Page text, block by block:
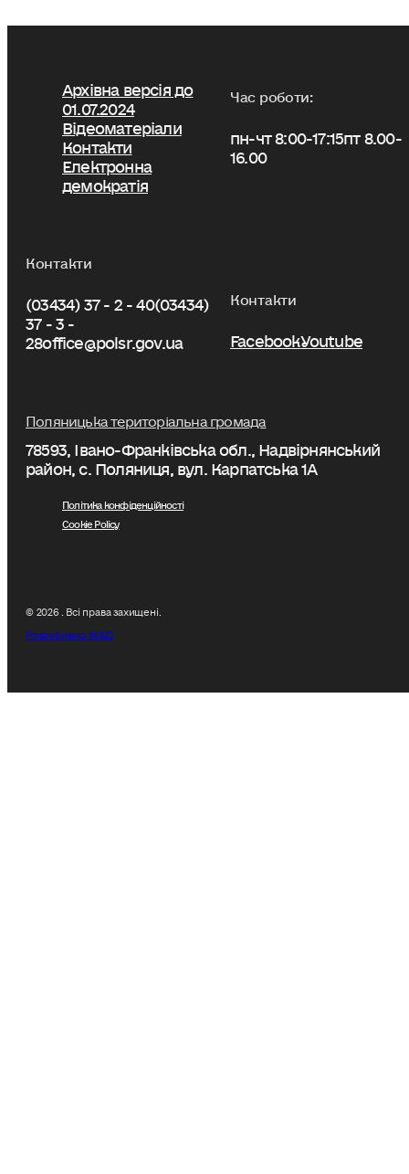
Архівна версія до
01.07.2024
Відеоматеріали
Контакти
Електронна
демократія
Час роботи:
пн-чт 8:00-17:15пт 8.00-
16.00
Контакти
(03434) 37 - 2 - 40(03434)
37 - 3 -
28office@polsr.gov.ua
Контакти
FacebookYoutube
Поляницька територіальна громада
78593, Івано-Франківська обл., Надвірнянський
район, с. Поляниця, вул. Карпатська 1А
Політика конфіденційності
Cookie Policy
© 2026 . Всі права захищені.
Розроблено W&D